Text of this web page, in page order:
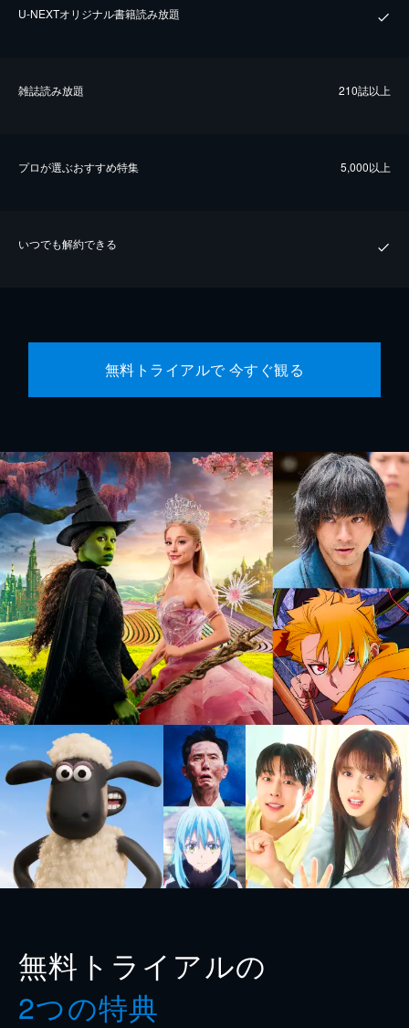
U-NEXTオリジナル書籍読み放題
雑誌読み放題 210誌以上
プロが選ぶおすすめ特集 5,000以上
いつでも解約できる
無料トライアルで 今すぐ観る
無料トライアルの
2つの特典